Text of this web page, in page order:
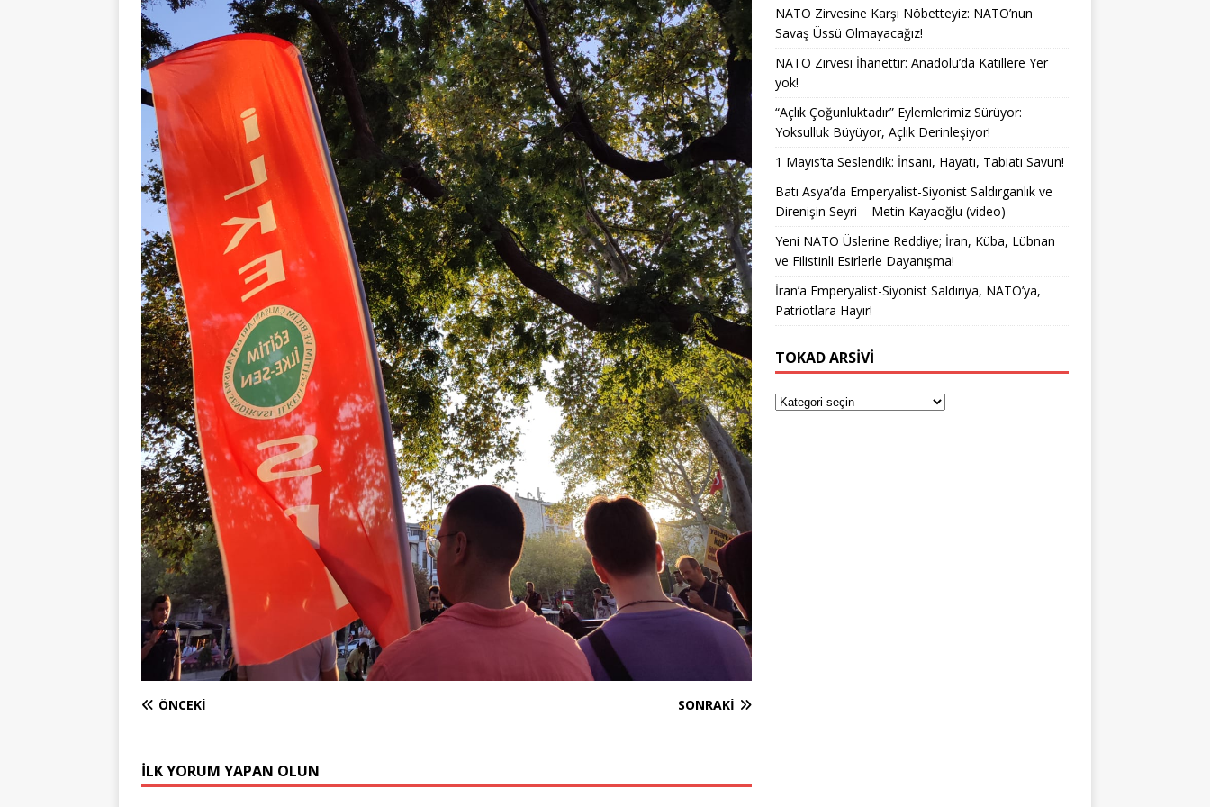
ÖNCEKI SONRAKI
İLK YORUM YAPAN OLUN
NATO Zirvesine Karşı Nöbetteyiz: NATO’nun
Savaş Üssü Olmayacağız!
NATO Zirvesi İhanettir: Anadolu’da Katillere Yer
yok!
“Açlık Çoğunluktadır” Eylemlerimiz Sürüyor:
Yoksulluk Büyüyor, Açlık Derinleşiyor!
1 Mayıs’ta Seslendik: İnsanı, Hayatı, Tabiatı Savun!
Batı Asya’da Emperyalist-Siyonist Saldırganlık ve
Direnişin Seyri – Metin Kayaoğlu (video)
Yeni NATO Üslerine Reddiye; İran, Küba, Lübnan
ve Filistinli Esirlerle Dayanışma!
İran’a Emperyalist-Siyonist Saldırıya, NATO’ya,
Patriotlara Hayır!
TOKAD ARSIVI